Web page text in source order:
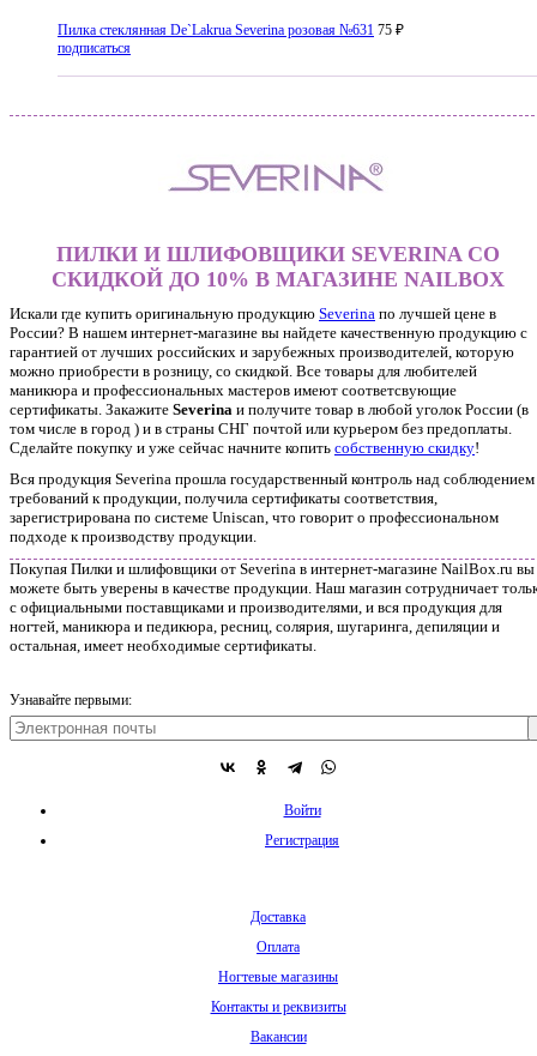
Пилка стеклянная De`Lakrua Severina розовая №631 75 ₽
подписаться
ПИЛКИ И ШЛИФОВЩИКИ SEVERINA СО
СКИДКОЙ ДО 10% В МАГАЗИНЕ NAILBOX
Искали где купить оригинальную продукцию Severina по лучшей цене в
России? В нашем интернет-магазине вы найдете качественную продукцию с
гарантией от лучших российских и зарубежных производителей, которую
можно приобрести в розницу, со скидкой. Все товары для любителей
маникюра и профессиональных мастеров имеют соответсвующие
сертификаты. Закажите Severina и получите товар в любой уголок России (в
том числе в город ) и в страны СНГ почтой или курьером без предоплаты.
Сделайте покупку и уже сейчас начните копить собственную скидку!
Вся продукция Severina прошла государственный контроль над соблюдением
требований к продукции, получила сертификаты соответствия,
зарегистрирована по системе Uniscan, что говорит о профессиональном
подходе к производству продукции.
Покупая Пилки и шлифовщики от Severina в интернет-магазине NailBox.ru вы
можете быть уверены в качестве продукции. Наш магазин сотрудничает
с официальными поставщиками и производителями, и вся продукция для
ногтей, маникюра и педикюра, ресниц, солярия, шугаринга, депиляции и
остальная, имеет необходимые сертификаты.
Узнавайте первыми:
Войти
Регистрация
Доставка
Оплата
Ногтевые магазины
Контакты и реквизиты
Вакансии